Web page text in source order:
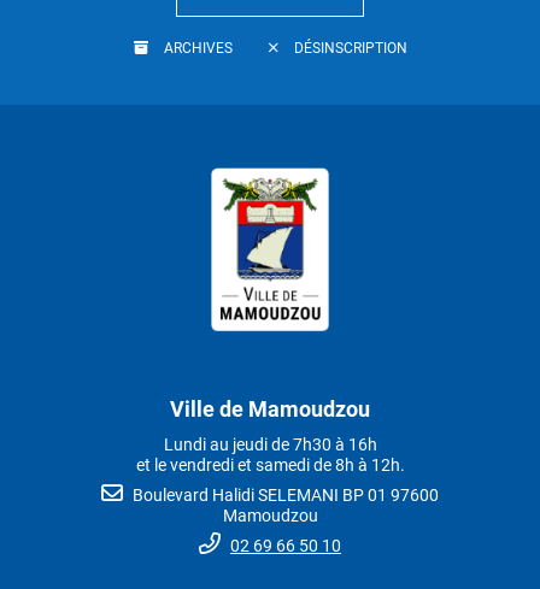
ARCHIVES DÉSINSCRIPTION
Ville de Mamoudzou
Lundi au jeudi de 7h30 à 16h
et le vendredi et samedi de 8h à 12h.
Boulevard Halidi SELEMANI BP 01 97600
Mamoudzou
02 69 66 50 10